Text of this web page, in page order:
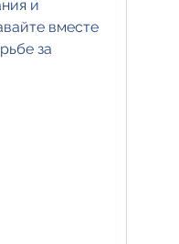
и
вместе
за